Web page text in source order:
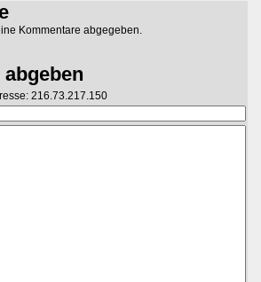
Kommentare abgegeben.
216.73.217.150